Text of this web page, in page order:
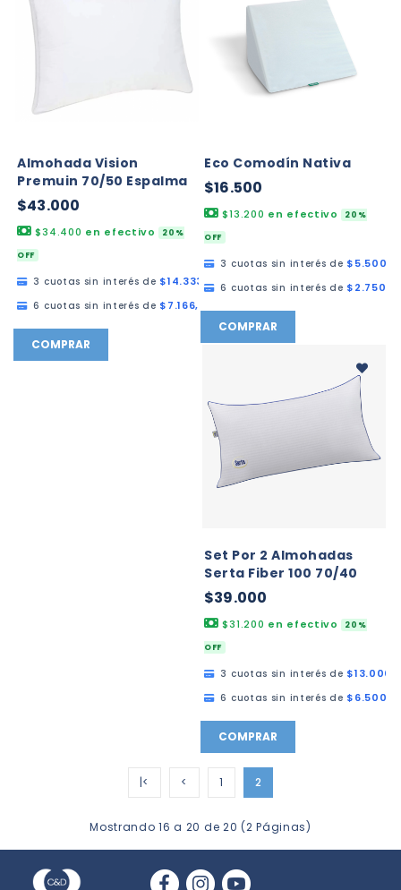
Almohada Vision
Premuin 70/50 Espalma
$43.000
$34.400 en efectivo 20%
OFF
3 cuotas sin interés de $14.333,33
6 cuotas sin interés de $7.166,67
COMPRAR
Eco Comodín Nativa
$16.500
$13.200 en efectivo 20%
OFF
3 cuotas sin interés de
6 cuotas sin interés de
COMPRAR
Set Por 2 Almohadas
Serta Fiber 100 70/40
$39.000
$31.200 en efectivo 20%
OFF
3 cuotas sin interés de
6 cuotas sin interés de
COMPRAR
|< < 1 2
Mostrando 16 a 20 de 20 (2 Páginas)